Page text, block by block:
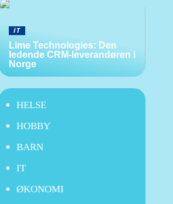
IT
Lime Technologies: Den
ledende CRM-leverandøren i
Norge
HELSE
HOBBY
BARN
IT
ØKONOMI